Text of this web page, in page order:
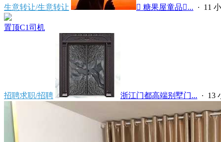
生意转让/生意转让  糖果屋童品... · 11
置顶C1司机
招聘求职/招聘 浙江门都高端别墅门... · 13